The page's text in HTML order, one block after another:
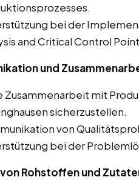
bei der
and Critical Control
und
Zusammenarbeit mit
sicherzustellen.
von
bei der
Rohstoffen und